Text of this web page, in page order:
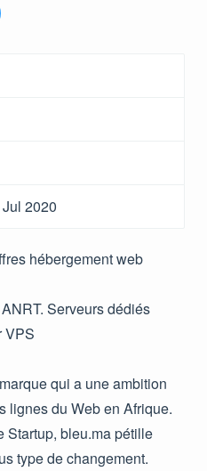
2020
hébergement web
Serveurs dédiés
VPS
qui a une ambition
lignes du Web en Afrique.
Startup, bleu.ma pétille
type de changement.